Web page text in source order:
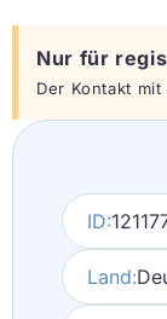
Nur für
Der Kontakt
ID:
Land: